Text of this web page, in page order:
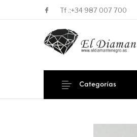
Tf .:+34 987 007 700
Categorías